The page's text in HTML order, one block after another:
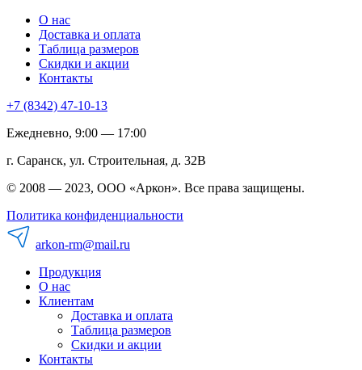
О нас
Доставка и оплата
Таблица размеров
Скидки и акции
Контакты
+7 (8342) 47-10-13
Ежедневно, 9:00 — 17:00
г. Саранск, ул. Строительная, д. 32В
© 2008 — 2023, ООО «Аркон». Все права защищены.
Политика конфиденциальности
arkon-rm@mail.ru
Продукция
О нас
Клиентам
Доставка и оплата
Таблица размеров
Скидки и акции
Контакты